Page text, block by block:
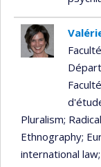
Pluralism;
Ethnography;
international law